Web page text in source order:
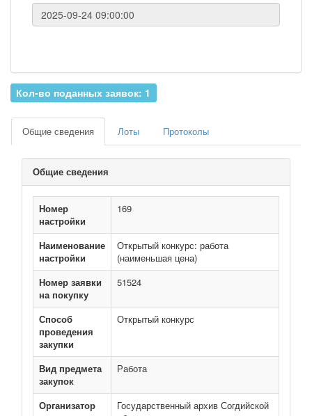
Кол-во поданных заявок: 1
Общие сведения Лоты Протоколы
Общие сведения
Номер
настройки
169
Наименование
настройки
Открытый конкурс: работа
(наименьшая цена)
Номер заявки
на покупку
51524
Способ
проведения
закупки
Открытый конкурс
Вид предмета
закупок
Работа
Организатор
Государственный архив Согдийской